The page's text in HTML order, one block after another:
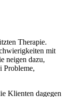
Therapie.
mit
neigen dazu,
Probleme,
Klienten dagegen